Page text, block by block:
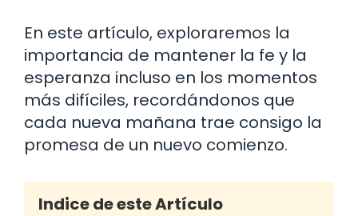
En este artículo, exploraremos la
importancia de mantener la fe y la
esperanza incluso en los momentos
más difíciles, recordándonos que
cada nueva mañana trae consigo la
promesa de un nuevo comienzo.
Indice de este Artículo